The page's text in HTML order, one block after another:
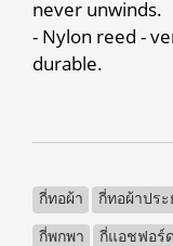
never unwinds.
- Nylon reed -
durable.
กี่ทอผ้า กี่ทอผ้าประ
กี่พกพา กี่แอชฟอร์ด